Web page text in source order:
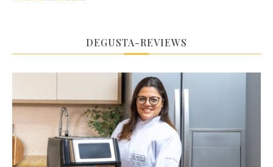
DEGUSTA-REVIEWS